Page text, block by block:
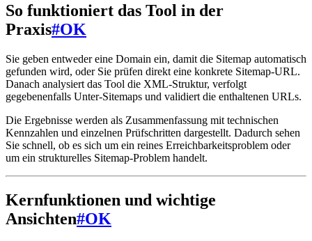
So funktioniert das Tool in der
Praxis#OK
Sie geben entweder eine Domain ein, damit die Sitemap automatisch
gefunden wird, oder Sie prüfen direkt eine konkrete Sitemap-URL.
Danach analysiert das Tool die XML-Struktur, verfolgt
gegebenenfalls Unter-Sitemaps und validiert die enthaltenen URLs.
Die Ergebnisse werden als Zusammenfassung mit technischen
Kennzahlen und einzelnen Prüfschritten dargestellt. Dadurch sehen
Sie schnell, ob es sich um ein reines Erreichbarkeitsproblem oder
um ein strukturelles Sitemap-Problem handelt.
Kernfunktionen und wichtige
Ansichten#OK